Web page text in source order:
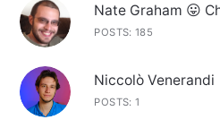
Nate Graham 😛
POSTS: 185
Niccolò Venerandi
POSTS: 1